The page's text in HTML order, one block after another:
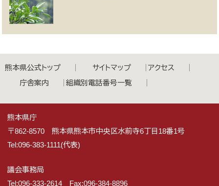
熊本県公式トップ サイトマップ
アクセス
庁舎案内
組織別電話番号一覧
熊本県庁
〒862-8570 熊本県熊本市中央区水前寺6丁目18番1号
Tel:096-383-1111(代表)
議会事務局
Tel:096-333-2614 Fax:096-384-8896